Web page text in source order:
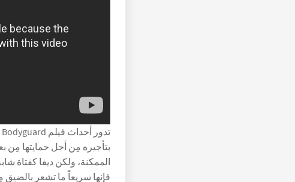
بتأجيره مِن أجل حمايتها مِن
الممكنة، ولكن ديفا كفتاة
فإنها سريعاً ما تشعر